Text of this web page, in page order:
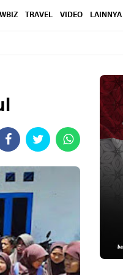
TRAVEL VIDEO LAINNYA